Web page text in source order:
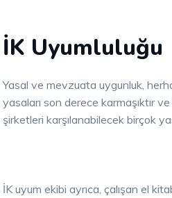
İK Uyumluluğu
Yasal ve mevzuata uygunluk,
yasaları son derece karmaşıktır
şirketleri karşılanabilecek birçok
İK uyum ekibi ayrıca, çalışan el